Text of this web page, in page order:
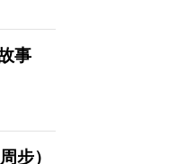
事
步）